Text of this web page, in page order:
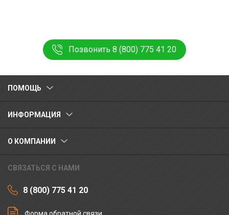
Позвонить 8 (800) 775 41 20
ПОМОЩЬ
ИНФОРМАЦИЯ
О КОМПАНИИ
СВЯЗАТЬСЯ С НАМИ
8 (800) 775 41 20